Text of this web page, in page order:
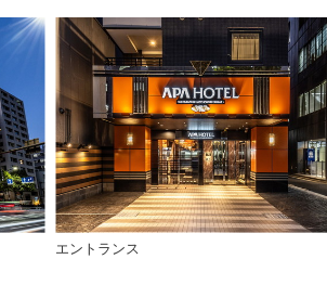
エントランス